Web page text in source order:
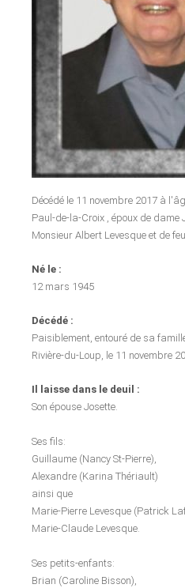
Décédé le 11 novembre 2017 à
Paul-de-la-Croix , époux de dame
Monsieur Albert Levesque et de
Né le :
12 mars 1945
Décédé :
Paisiblement, entouré de sa
Rivière-du-Loup, le 11 novembre
Il laisse dans le deuil :
Son épouse Josette.
Ses fils:
Guillaume (Nancy St-Pierre),
Alexandre (Karina Thériault)
ainsi que
Marie-Pierre Levesque (Patrick
Marie-Claude Levesque.
Ses petits-enfants:
Brian (Caroline Bisson),